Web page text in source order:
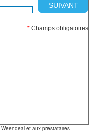
SUIVANT
* Champs obligatoires
et aux prestataires